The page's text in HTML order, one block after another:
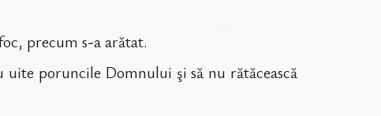
precum s-a arătat.
poruncile Domnului şi să nu rătăcească